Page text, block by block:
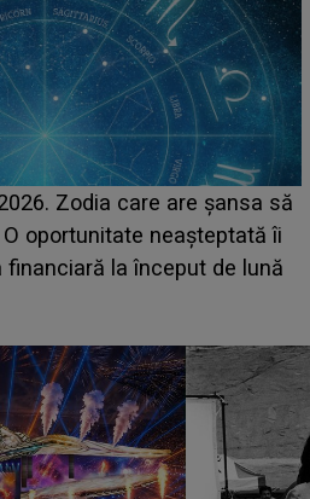
prima zi. Cine sunt artiștii
și de la ce ore au loc cele
scena principală?